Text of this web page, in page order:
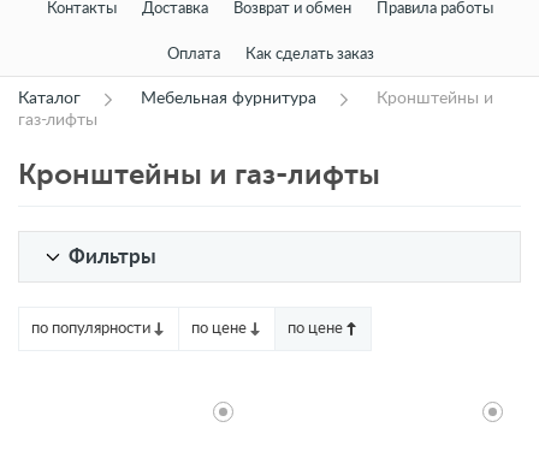
Контакты Доставка Возврат и обмен Правила работы
Оплата Как сделать заказ
Каталог Мебельная фурнитура
Кронштейны и
газ-лифты
Кронштейны и газ-лифты
Фильтры
по популярности по цене по цене